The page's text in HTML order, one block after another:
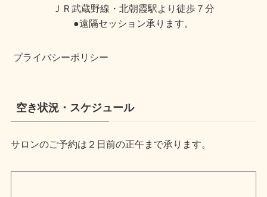
ＪＲ武蔵野線・北朝霞駅より徒歩７分
●遠隔セッション承ります。
プライバシーポリシー
空き状況・スケジュール
サロンのご予約は２日前の正午まで承ります。